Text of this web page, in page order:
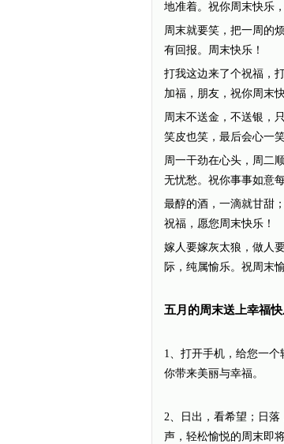
地准着。祝你周末快乐
周末就要笑，把一周的
有回报。周末快乐！
打我这边来了个祝福，
加福，朋友，祝你周末快
周末不送金，不送银，
笑皮也笑，最后会心一
周一干劲在心头，周二
无忧愁。祝你事事如意
最醇的酒，一滴就甘甜
祝福，愿您周末快乐！
嫁人要嫁灰太狼，做人
际，纯属愉乐。祝周末愉
五月的周末送上幸福
1、打开手机，给您一
你带来美丽与幸福。
2、日出，看希望；日
声，轻松愉悦的周末即